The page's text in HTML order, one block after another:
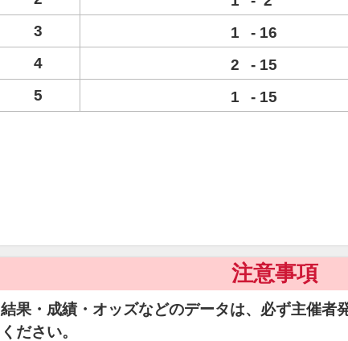
3
1 - 16
4
2 - 15
5
1 - 15
注意事項
結果・成績・オッズなどのデータは、必ず主催者
ください。